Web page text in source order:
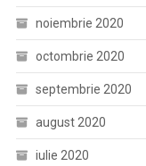
noiembrie 2020
octombrie 2020
septembrie 2020
august 2020
iulie 2020